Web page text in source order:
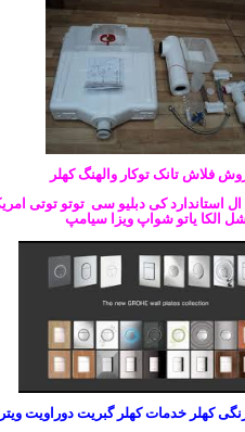
فلاش تانک توکار والهنگ کهلر
استاندارد کی دبلیو سی توتو توتی
الکا یاتو شواپ ویزا سیامپ
کهلر خدمات کهلر گبریت دوراویت ویترا